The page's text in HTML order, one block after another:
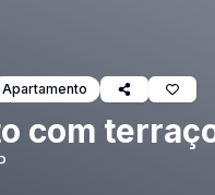
Apartamento
com